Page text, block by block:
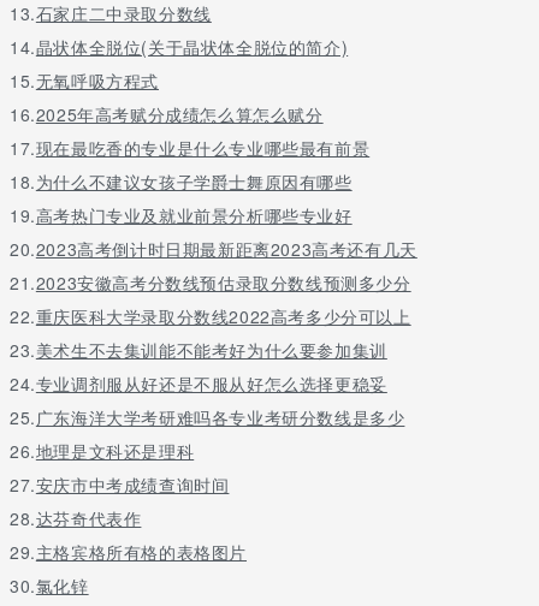
5.小编总结
以上就是小编为大家整理的广东省潮州卫生学校的学费情况，从上
文，我们可以看出，学校的收费还是比较便宜的，因为现在国家的
政策好，很多学校都设有奖助学金，大家在校一定要认真学习，拥
有一个优异的成绩，就可以申请学校的各种奖学金，这也是一笔不
少的资金来源，学生还在课余时间还可以在学校兼职，挣取生活
费，同时也锻炼自己的实践能力，提高自己的社会经验。
关于更多广东省潮州卫生学校学费及收费标准-怎么样请留言或者咨
询老师
13.石家庄二中录取分数线
14.晶状体全脱位(关于晶状体全脱位的简介)
15.无氧呼吸方程式
16.2025年高考赋分成绩怎么算怎么赋分
17.现在最吃香的专业是什么专业哪些最有前景
18.为什么不建议女孩子学爵士舞原因有哪些
19.高考热门专业及就业前景分析哪些专业好
20.2023高考倒计时日期最新距离2023高考还有几天
21.2023安徽高考分数线预估录取分数线预测多少分
22.重庆医科大学录取分数线2022高考多少分可以上
23.美术生不去集训能不能考好为什么要参加集训
24.专业调剂服从好还是不服从好怎么选择更稳妥
25.广东海洋大学考研难吗各专业考研分数线是多少
26.地理是文科还是理科
27.安庆市中考成绩查询时间
28.达芬奇代表作
29.主格宾格所有格的表格图片
30.氯化锌